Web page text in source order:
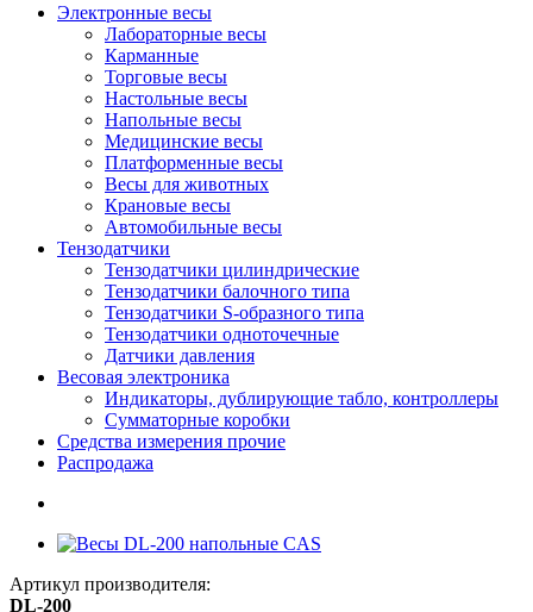
Электронные весы
Лабораторные весы
Карманные
Торговые весы
Настольные весы
Напольные весы
Медицинские весы
Платформенные весы
Весы для животных
Крановые весы
Автомобильные весы
Тензодатчики
Тензодатчики цилиндрические
Тензодатчики балочного типа
Тензодатчики S-образного типа
Тензодатчики одноточечные
Датчики давления
Весовая электроника
Индикаторы, дублирующие табло, контроллеры
Сумматорные коробки
Средства измерения прочие
Распродажа
Артикул производителя:
DL-200